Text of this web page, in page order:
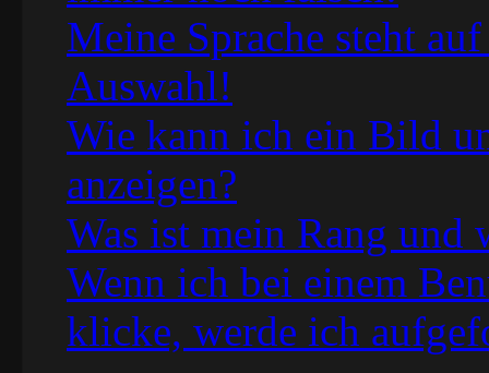
Meine Sprache steht
Auswahl!
Wie kann ich ein Bild
anzeigen?
Was ist mein Rang und
Wenn ich bei einem
klicke, werde ich